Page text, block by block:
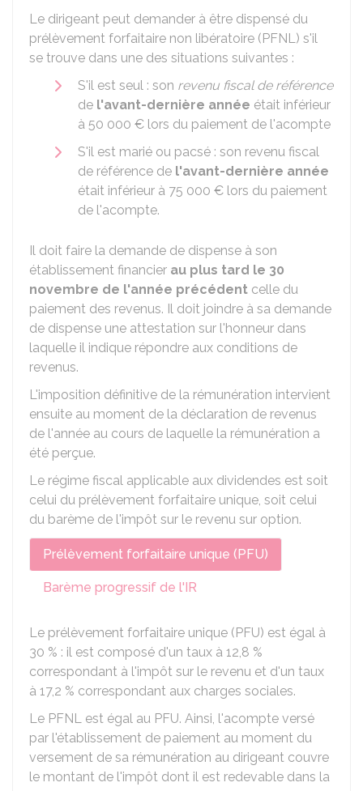
Le dirigeant peut demander à être dispensé du
prélèvement forfaitaire non libératoire (PFNL) s'il
se trouve dans une des situations suivantes :
S'il est seul : son revenu fiscal de référence
de l'avant-dernière année était inférieur
à 50 000 € lors du paiement de l'acompte
S'il est marié ou pacsé : son revenu fiscal
de référence de l'avant-dernière année
était inférieur à 75 000 € lors du paiement
de l'acompte.
Il doit faire la demande de dispense à son
établissement financier au plus tard le 30
novembre de l'année précédent celle du
paiement des revenus. Il doit joindre à sa demande
de dispense une attestation sur l'honneur dans
laquelle il indique répondre aux conditions de
revenus.
L'imposition définitive de la rémunération intervient
ensuite au moment de la déclaration de revenus
de l'année au cours de laquelle la rémunération a
été perçue.
Le régime fiscal applicable aux dividendes est soit
celui du prélèvement forfaitaire unique, soit celui
du barème de l'impôt sur le revenu sur option.
Prélèvement forfaitaire unique (PFU)
Barème progressif de l'IR
Le prélèvement forfaitaire unique (PFU) est égal à
30 % : il est composé d'un taux à 12,8 %
correspondant à l'impôt sur le revenu et d'un taux
à 17,2 % correspondant aux charges sociales.
Le PFNL est égal au PFU. Ainsi, l'acompte versé
par l'établissement de paiement au moment du
versement de sa rémunération au dirigeant couvre
le montant de l'impôt dont il est redevable dans la